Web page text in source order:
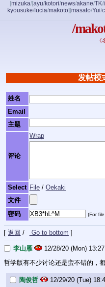
[mizuka/[ayu/kotori/news/akane/TK/
kyousuke/lucia/makoto] [masato/Yui/
/
《
发帖模
姓名
Email
主题
评论
Wrap
Select File / Oekaki
文件
密码
(For
[ 返回 / Go to bottom ]
李山雁 12/28/20 (Mon)
哲学版有不少讨论还是蛮不错的，
陶俊哲 12/29/20 (Tue)